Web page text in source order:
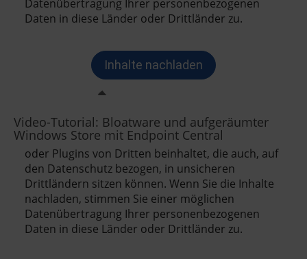
Video-Tutorial: Bloatware und aufgeräumter
Windows Store mit Endpoint Central